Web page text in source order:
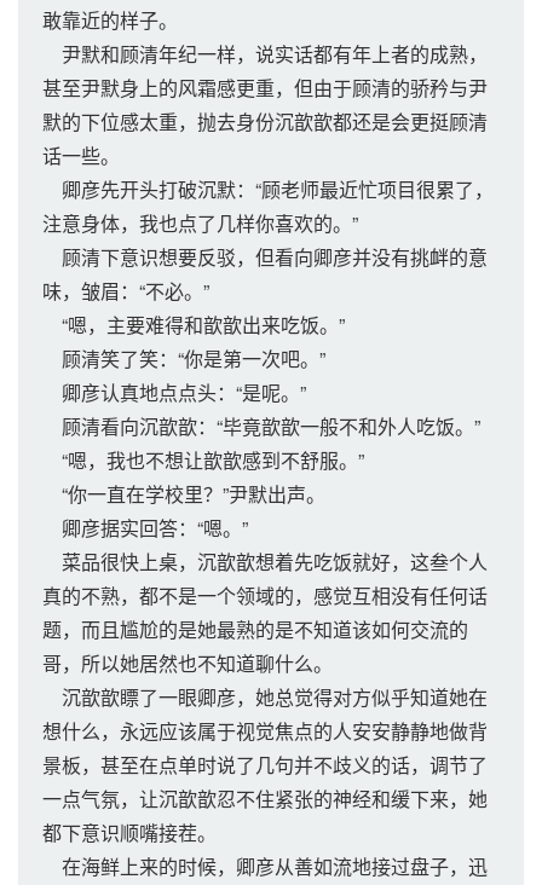
敢靠近的样子。
尹默和顾清年纪一样，说实话都有年上者的成熟，
甚至尹默身上的风霜感更重，但由于顾清的骄矜与尹
默的下位感太重，抛去身份沉歆歆都还是会更挺顾清
话一些。
卿彦先开头打破沉默：“顾老师最近忙项目很累了，
注意身体，我也点了几样你喜欢的。”
顾清下意识想要反驳，但看向卿彦并没有挑衅的意
味，皱眉：“不必。”
“嗯，主要难得和歆歆出来吃饭。”
顾清笑了笑：“你是第一次吧。”
卿彦认真地点点头：“是呢。”
顾清看向沉歆歆：“毕竟歆歆一般不和外人吃饭。”
“嗯，我也不想让歆歆感到不舒服。”
“你一直在学校里？”尹默出声。
卿彦据实回答：“嗯。”
菜品很快上桌，沉歆歆想着先吃饭就好，这叁个人
真的不熟，都不是一个领域的，感觉互相没有任何话
题，而且尴尬的是她最熟的是不知道该如何交流的
哥，所以她居然也不知道聊什么。
沉歆歆瞟了一眼卿彦，她总觉得对方似乎知道她在
想什么，永远应该属于视觉焦点的人安安静静地做背
景板，甚至在点单时说了几句并不歧义的话，调节了
一点气氛，让沉歆歆忍不住紧张的神经和缓下来，她
都下意识顺嘴接茬。
在海鲜上来的时候，卿彦从善如流地接过盘子，迅